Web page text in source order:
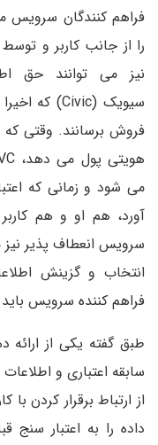
فراهم کنندگان سرویس
نیز می توانند حق
فروش برسانند. وقتی
می شود و زمانی که
سرویس انعطاف پذیر نیز
انتخاب و گزینش
فراهم کننده سرویس
طبق گفته یکی از ارائه
سابقه اعتباری و
از ارتباط برقرار کردن
داده را به اعتبار